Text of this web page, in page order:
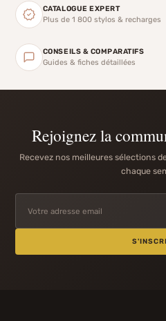
CATALOGUE EXPERT
Plus de 1 800 stylos & recharges
CONSEILS & COMPARATIFS
Guides & fiches détaillées
Rejoignez la
Recevez nos meilleures sélections
chaque